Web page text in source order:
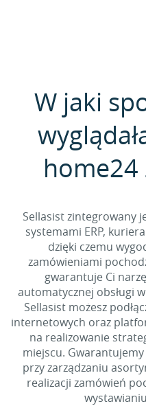
W jaki
home24
Sellasist zintegrowany
systemami ERP,
dzięki czemu
zamówieniami
gwarantuje Ci
automatycznej obsługi
Sellasist możesz
internetowych oraz
na realizowanie
miejscu.
przy zarządzaniu
realizacji zamówień